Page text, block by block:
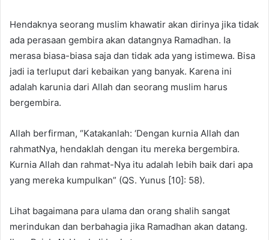
Hendaknya seorang muslim khawatir akan dirinya jika tidak
ada perasaan gembira akan datangnya Ramadhan. Ia
merasa biasa-biasa saja dan tidak ada yang istimewa. Bisa
jadi ia terluput dari kebaikan yang banyak. Karena ini
adalah karunia dari Allah dan seorang muslim harus
bergembira.
Allah berfirman, “Katakanlah: ‘Dengan kurnia Allah dan
rahmatNya, hendaklah dengan itu mereka bergembira.
Kurnia Allah dan rahmat-Nya itu adalah lebih baik dari apa
yang mereka kumpulkan” (QS. Yunus [10]: 58).
Lihat bagaimana para ulama dan orang shalih sangat
merindukan dan berbahagia jika Ramadhan akan datang.